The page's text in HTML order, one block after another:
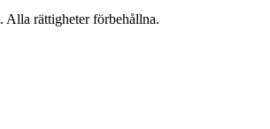
. Alla rättigheter förbehållna.